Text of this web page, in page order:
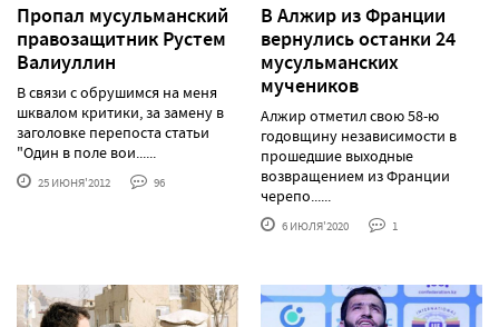
Пропал мусульманский
правозащитник Рустем
Валиуллин
В связи с обрушимся на меня
шквалом критики, за замену в
заголовке перепоста статьи
"Один в поле вои......
25 ИЮНЯ'2012 96
В Алжир из Франции
вернулись останки 24
мусульманских
мучеников
Алжир отметил свою 58-ю
годовщину независимости в
прошедшие выходные
возвращением из Франции
черепо......
6 ИЮЛЯ'2020 1